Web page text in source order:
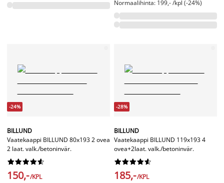
Normaalihinta: 199,- /kpl (-24%)
-24%
BILLUND
Vaatekaappi BILLUND 80x193 2 ovea
2 laat. valk./betoninvär.






150,-/KPL
-28%
BILLUND
Vaatekaappi BILLUND 119x193 4
ovea+2laat. valk./betoninvär.






185,-/KPL